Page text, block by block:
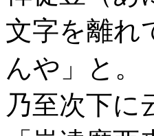
文字を離れ
んや」と。
乃至次下に